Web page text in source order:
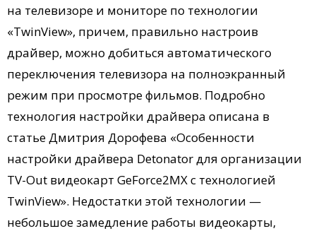
на телевизоре и мониторе по технологии
«TwinView», причем, правильно настроив
драйвер, можно добиться автоматического
переключения телевизора на полноэкранный
режим при просмотре фильмов. Подробно
технология настройки драйвера описана в
статье Дмитрия Дорофева «Особенности
настройки драйвера Detonator для организации
TV-Out видеокарт GeForce2MX с технологией
TwinView». Недостатки этой технологии —
небольшое замедление работы видеокарты,